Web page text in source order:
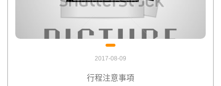
2017-08-09
行程注意事項